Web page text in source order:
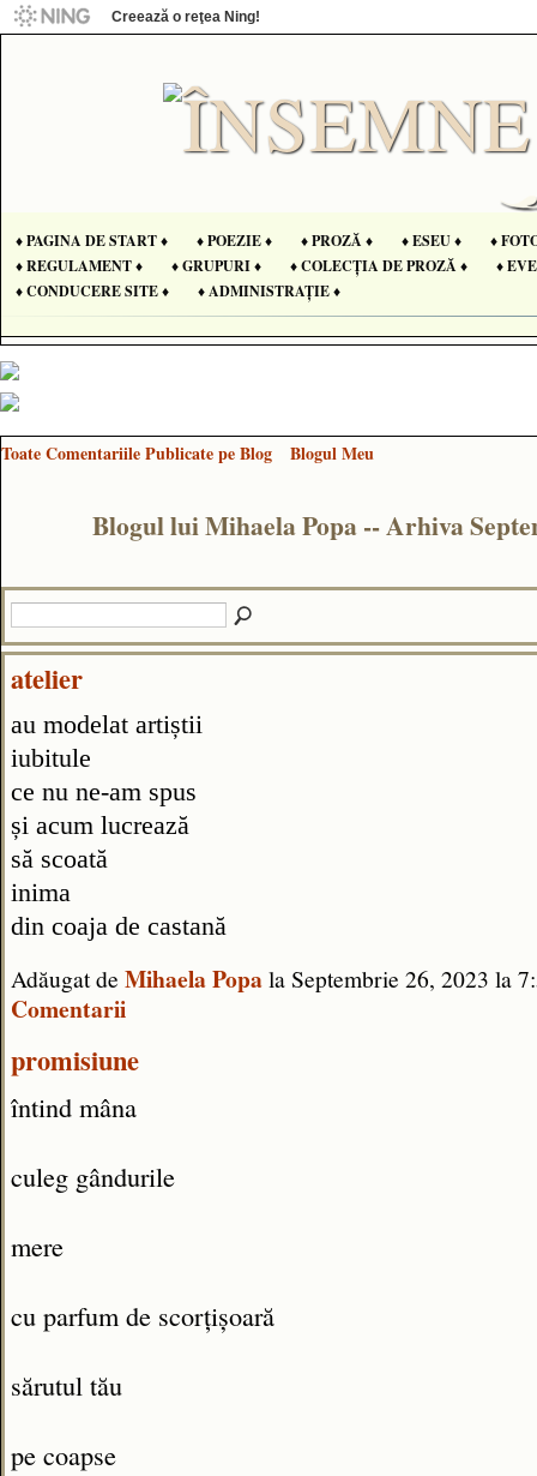
Creează o reţea Ning!
♦ PAGINA DE START ♦ ♦ POEZIE ♦ ♦ PROZĂ ♦ ♦ ESEU ♦
♦
♦ REGULAMENT ♦
♦ GRUPURI ♦ ♦ COLECȚIA DE PROZĂ ♦
♦
♦ CONDUCERE SITE ♦
♦ ADMINISTRAȚIE ♦
Toate Comentariile Publicate pe Blog Blogul Meu
Blogul lui Mihaela Popa -- Arhiva
atelier
au modelat artiștii
iubitule
ce nu ne-am spus
și acum lucrează
să scoată
inima
din coaja de castană
Adăugat de Mihaela Popala Septembrie 26, 2023 la
Comentarii
promisiune
întind mâna
culeg gândurile
mere
cu parfum de scorțișoară
sărutul tău
pe coapse